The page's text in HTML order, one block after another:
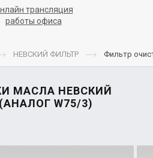
трансляция
работы офиса
НЕВСКИЙ ФИЛЬТР Фильтр
МАСЛА НЕВСКИЙ
W75/3)